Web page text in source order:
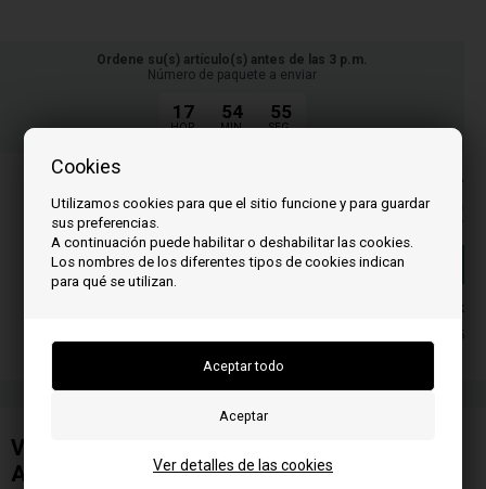
Cookies
Utilizamos cookies para que el sitio funcione y para guardar
sus preferencias.
A continuación puede habilitar o deshabilitar las cookies.
Los nombres de los diferentes tipos de cookies indican
para qué se utilizan.
Ver detalles de las cookies
Ordene su(s) artículo(s) antes de las 3 p.m.
Número de paquete a enviar
17
HOR.
54
MIN.
54
SEG.
PLos precios incluyen el IVA
199,00EUR
Añadir a la cesta
En stock
Entrega 2-5
Ventilador centrífugo para estufa de pellets
Austropell